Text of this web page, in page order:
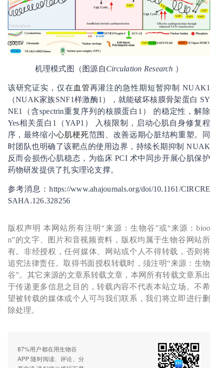
机理模式图（图源自Circulation Research ）
该研究证实，仅在 血管再灌注的急性期短暂抑制 NUAK1
（NUAK家族SNF1样激酶1），就能破坏核膜骨架蛋白 SY
NE1（含spectrin重复序列的核膜蛋白1） 的稳定性，解除
Yes相关蛋白1（YAP1） 入核限制，启动心肌自身修复程
序，最终缩小心肌梗死范围、改善远期心脏结构重塑。同
时团队也明确了该靶点的使用边界，持续长期抑制 NUAK
反而会损伤心肌稳态，为临床 PCI 术中同步开展心肌保护
药物研发提供了扎实理论支撑。
参考消息：https://www.ahajournals.org/doi/10.1161/CIRCRE
SAHA.126.328256
版权声明 本网站所有注明“来源：生物谷”或“来源：bioo
n”的文字、图片和音视频资料，版权均属于生物谷网站所
有。非经授权，任何媒体、网站或个人不得转载，否则将
追究法律责任。取得书面授权转载时，须注明“来源：生物
谷”。其它来源的文章系转载文章，本网所有转载文章系出
于传递更多信息之目的，转载内容不代表本站立场。不希
望被转载的媒体或个人可与我们联系，我们将立即进行删
除处理。
87%用户都在用生物谷
APP 随时阅读、评论、分